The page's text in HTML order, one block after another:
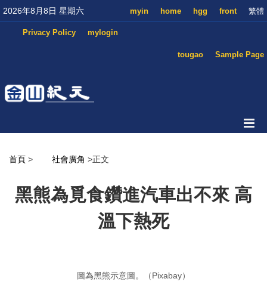
2026年8月8日 星期六 繁體
front
hgg
home
myin
mylogin
Privacy Policy
Sample Page
tougao
首頁 > 社會廣角 >正文
黑熊為覓食鑽進汽車出不來 高
溫下熱死
圖為黑熊示意圖。（Pixabay）